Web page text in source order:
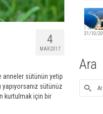
4
MAR 2017
anneler sütünün yetip
sütünüz
kurtulmak için bir
31/10/
Ara